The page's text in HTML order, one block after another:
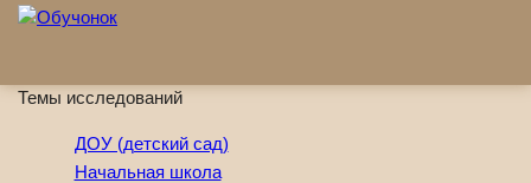
Перейти к основному содержанию
Темы исследований
ДОУ (детский сад)
Начальная школа